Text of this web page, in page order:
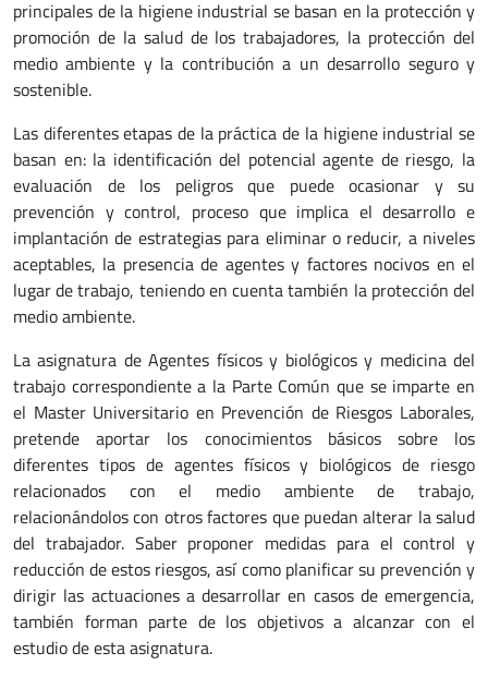
principales de la higiene industrial se basan en la protección y
promoción de la salud de los trabajadores, la protección del
medio ambiente y la contribución a un desarrollo seguro y
sostenible.
Las diferentes etapas de la práctica de la higiene industrial se
basan en: la identificación del potencial agente de riesgo, la
evaluación de los peligros que puede ocasionar y su
prevención y control, proceso que implica el desarrollo e
implantación de estrategias para eliminar o reducir, a niveles
aceptables, la presencia de agentes y factores nocivos en el
lugar de trabajo, teniendo en cuenta también la protección del
medio ambiente.
La asignatura de Agentes físicos y biológicos y medicina del
trabajo correspondiente a la Parte Común que se imparte en
el Master Universitario en Prevención de Riesgos Laborales,
pretende aportar los conocimientos básicos sobre los
diferentes tipos de agentes físicos y biológicos de riesgo
relacionados con el medio ambiente de trabajo,
relacionándolos con otros factores que puedan alterar la salud
del trabajador. Saber proponer medidas para el control y
reducción de estos riesgos, así como planificar su prevención y
dirigir las actuaciones a desarrollar en casos de emergencia,
también forman parte de los objetivos a alcanzar con el
estudio de esta asignatura.